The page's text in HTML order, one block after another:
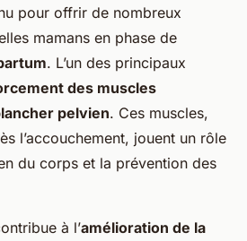
pour offrir de nombreux
mamans en phase de
. L’un des principaux
des muscles
pelvien. Ces muscles,
l’accouchement, jouent un rôle
du corps et la prévention des
à l’amélioration de la